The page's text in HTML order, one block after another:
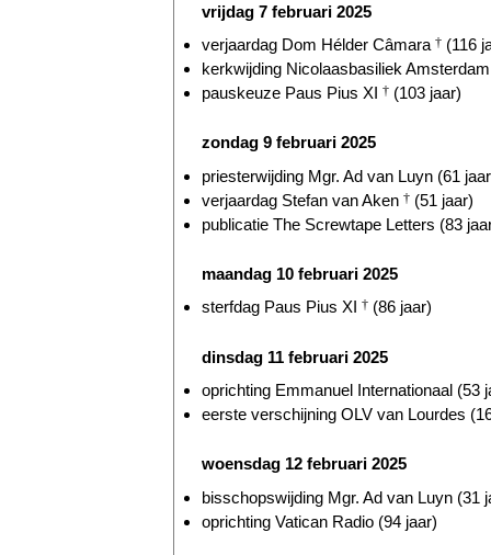
vrijdag 7 februari 2025
verjaardag Dom Hélder Câmara † (116
kerkwijding Nicolaasbasiliek
pauskeuze Paus Pius XI † (103 jaar)
zondag 9 februari 2025
priesterwijding Mgr. Ad van Luyn (61
verjaardag Stefan van Aken † (51 jaar)
publicatie The Screwtape Letters (83
maandag 10 februari 2025
sterfdag Paus Pius XI † (86 jaar)
dinsdag 11 februari 2025
oprichting Emmanuel Internationaal (53
eerste verschijning OLV van Lourdes
woensdag 12 februari 2025
bisschopswijding Mgr. Ad van Luyn (31
oprichting Vatican Radio (94 jaar)